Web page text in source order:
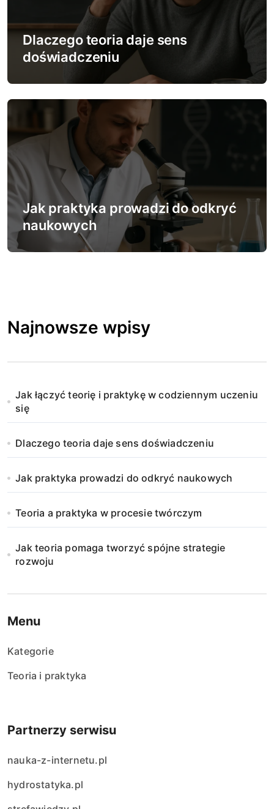
Dlaczego teoria daje sens
doświadczeniu
Jak praktyka prowadzi do odkryć
naukowych
Najnowsze wpisy
Jak łączyć teorię i praktykę w codziennym uczeniu
się
Dlaczego teoria daje sens doświadczeniu
Jak praktyka prowadzi do odkryć naukowych
Teoria a praktyka w procesie twórczym
Jak teoria pomaga tworzyć spójne strategie
rozwoju
Menu
Kategorie
Teoria i praktyka
Partnerzy serwisu
nauka-z-internetu.pl
hydrostatyka.pl